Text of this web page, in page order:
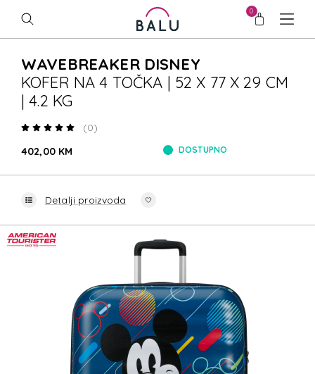
0
WAVEBREAKER DISNEY
KOFER NA 4 TOČKA | 52 X 77 X 29 CM
| 4.2 KG
(0)
402,00 KM
DOSTUPNO
Detalji proizvoda